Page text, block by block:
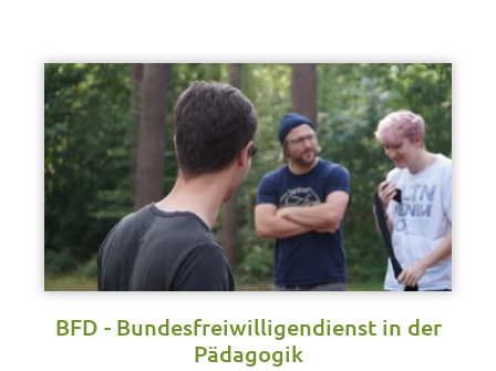
BFD - Bundesfreiwilligendienst in der
Pädagogik